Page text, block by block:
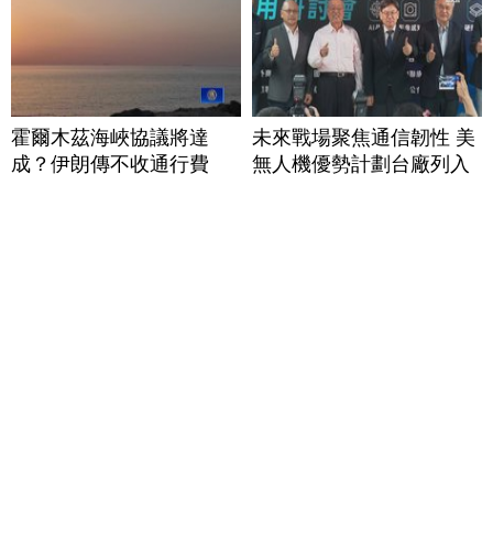
霍爾木茲海峽協議將達
成？伊朗傳不收通行費
未來戰場聚焦通信韌性 美
無人機優勢計劃台廠列入